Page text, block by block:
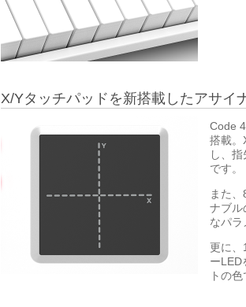
X/Yタッチパッドを新搭載したアサイ
Code
搭載。
し、
です。
また
ナブル
なパラ
更に、
ーLED
トの